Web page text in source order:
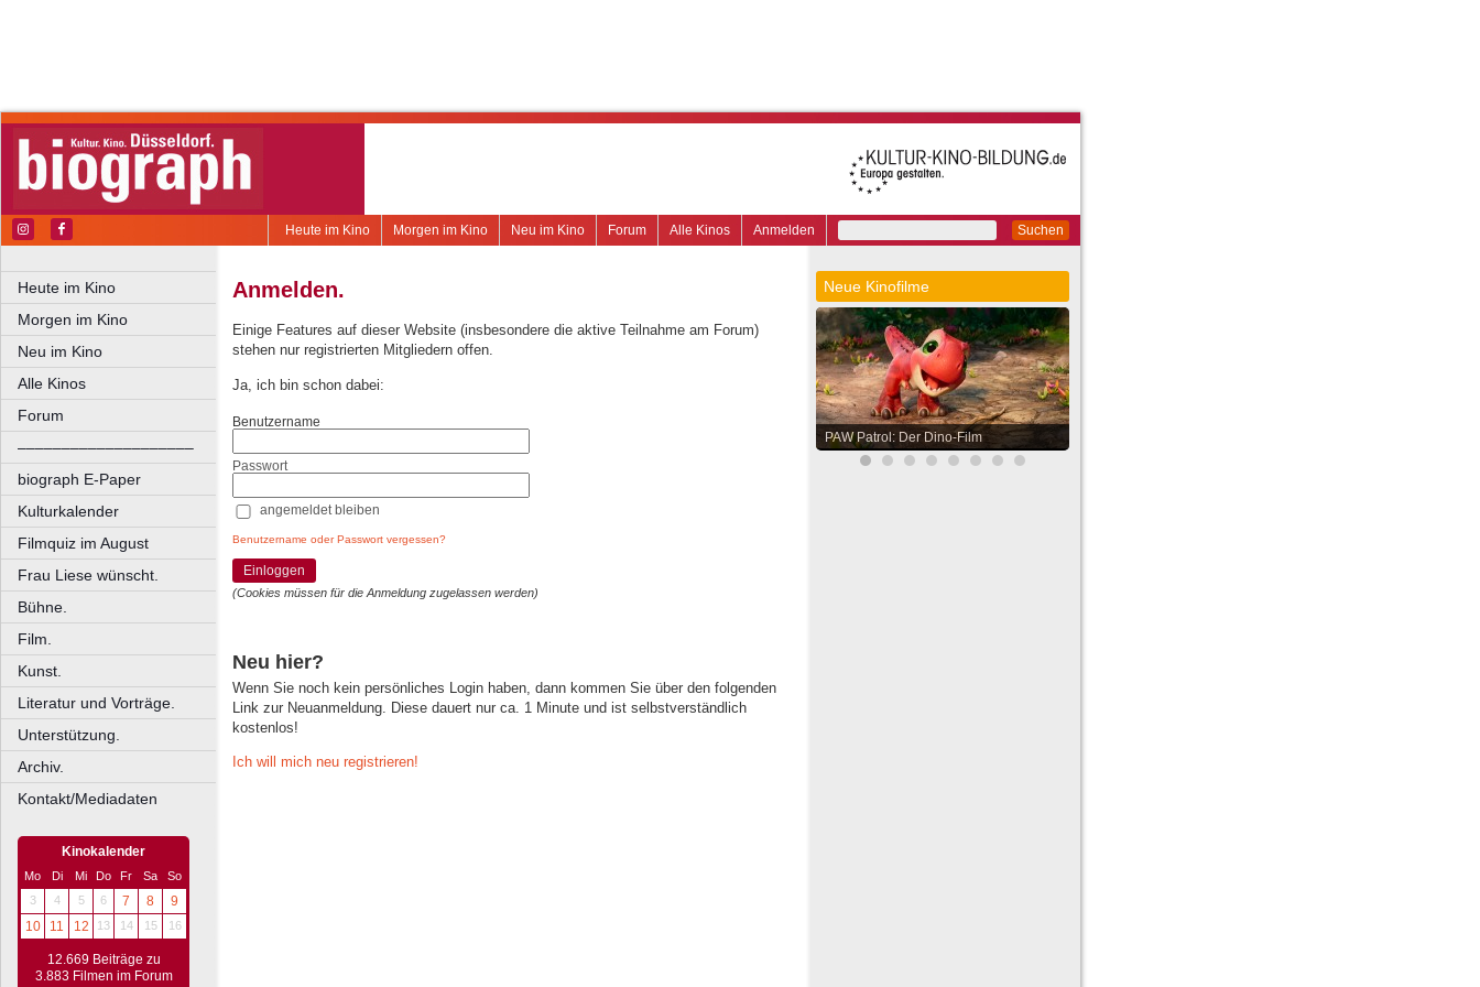
Suchen
Anmelden
Alle Kinos
Forum
Neu im Kino
Morgen im Kino
Heute im Kino
Heute im Kino
Morgen im Kino
Neu im Kino
Alle Kinos
Forum
––––––––––––––––––––
biograph E-Paper
Kulturkalender
Filmquiz im August
Frau Liese wünscht.
Bühne.
Film.
Kunst.
Literatur und Vorträge.
Unterstützung.
Archiv.
Kontakt/Mediadaten
Kinokalender
Mo Di Mi Do Fr Sa
So
3
4 5 6 7 8
9
10
11 12 13 14 15 16
12.669 Beiträge zu
3.883 Filmen im Forum
Anmelden.
Einige Features auf dieser Website (insbesondere die aktive Teilnahme am Forum)
stehen nur registrierten Mitgliedern offen.
Ja, ich bin schon dabei:
Benutzername
Passwort
angemeldet bleiben
Benutzername oder Passwort vergessen?
Einloggen
(Cookies müssen für die Anmeldung zugelassen werden)
Neu hier?
Wenn Sie noch kein persönliches Login haben, dann kommen Sie über den folgenden
Link zur Neuanmeldung. Diese dauert nur ca. 1 Minute und ist selbstverständlich
kostenlos!
Ich will mich neu registrieren!
Neue Kinofilme
PAW Patrol: Der Dino-Film